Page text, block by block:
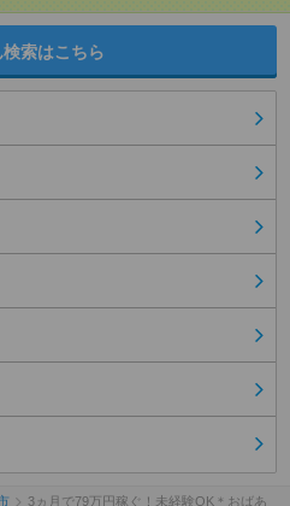
索はこちら
3ヵ月で79万円稼ぐ！未経験OK＊おばあ